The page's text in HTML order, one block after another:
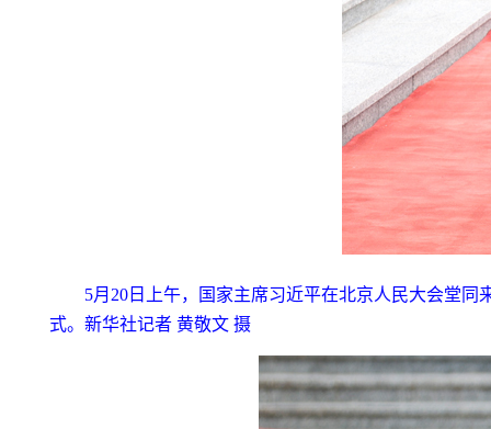
5月20日上午，国家主席习近平在北京人民大会堂
式。新华社记者 黄敬文 摄